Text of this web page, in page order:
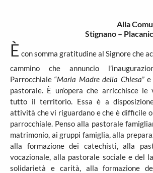
Alla
Stignano –
È con somma gratitudine al Signore che
cammino che annuncio
Parrocchiale “Maria Madre della Chiesa”
pastorale. È un’opera che arricchisce
tutto il territorio. Essa è a
attività che vi riguardano e che è difficile
parrocchiale. Penso alla pastorale
matrimonio, ai gruppi famiglia, alla
alla formazione dei catechisti, alla
vocazionale, alla pastorale sociale e del
solidarietà e carità, alla formazione